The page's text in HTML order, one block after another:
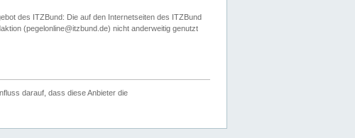
des ITZBund: Die auf den Internetseiten des ITZBund
(pegelonline@itzbund.de) nicht anderweitig genutzt
darauf, dass diese Anbieter die